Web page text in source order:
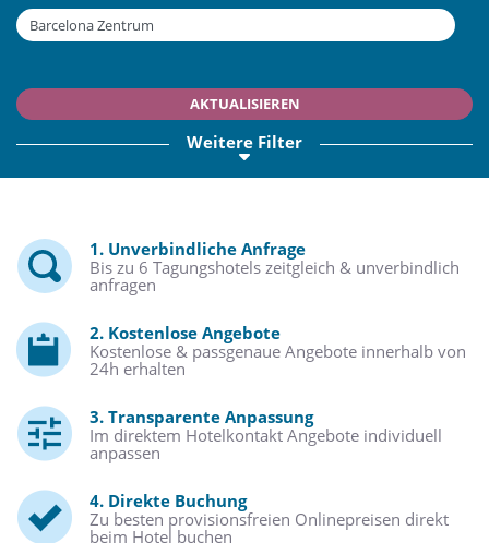
AKTUALISIEREN
Weitere Filter
1. Unverbindliche Anfrage
Bis zu 6 Tagungshotels zeitgleich & unverbindlich
anfragen
2. Kostenlose Angebote
Kostenlose & passgenaue Angebote innerhalb von
24h erhalten
3. Transparente Anpassung
Im direktem Hotelkontakt Angebote individuell
anpassen
4. Direkte Buchung
Zu besten provisionsfreien Onlinepreisen direkt
beim Hotel buchen